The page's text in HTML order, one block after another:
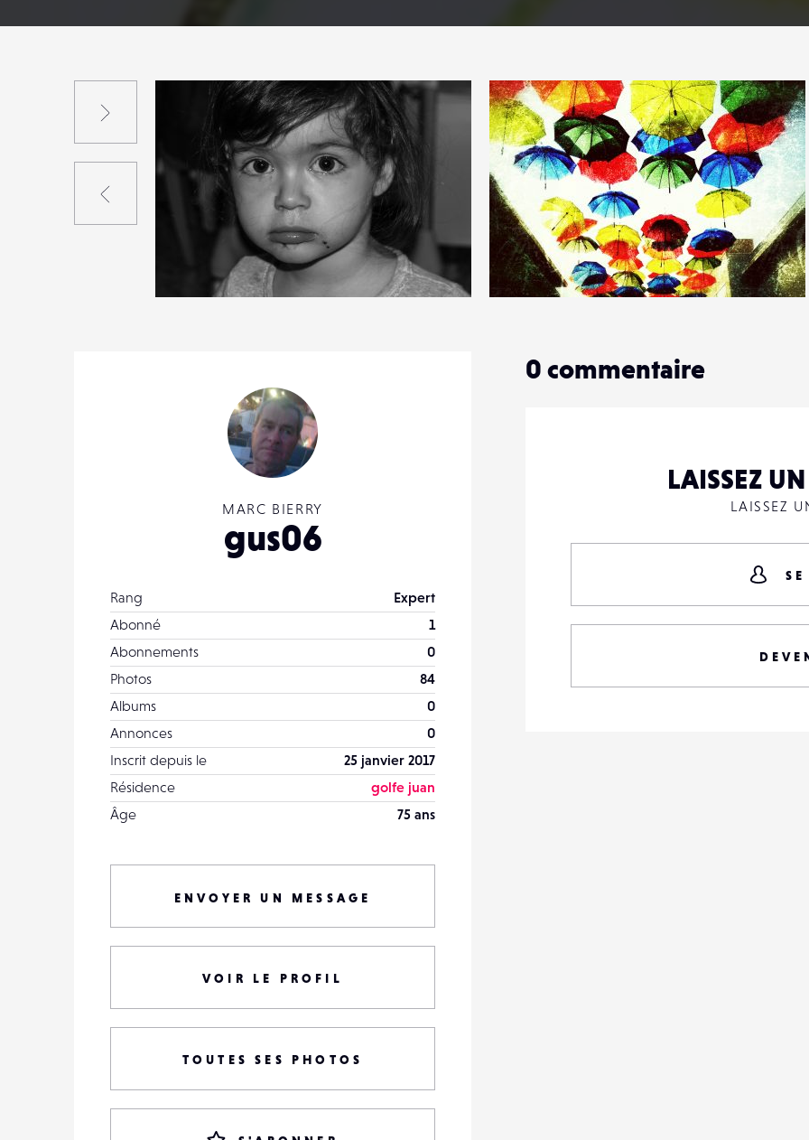
17
0
11
Précédent
MARC BIERRY
gus06
Rang
Expert
Abonné
1
Abonnements
0
Photos
84
Albums
0
Annonces
0
Inscrit depuis le
25 janvier 2017
Résidence
golfe juan
Âge
75 ans
ENVOYER UN MESSAGE
VOIR LE PROFIL
TOUTES SES PHOTOS
0 commentaire
LAISSEZ
LAISSEZ